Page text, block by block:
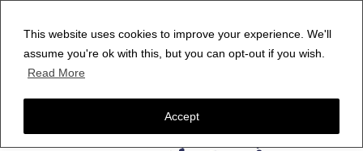
This website uses cookies to improve your experience. We'll
assume you're ok with this, but you can opt-out if you wish.
Read More
Accept